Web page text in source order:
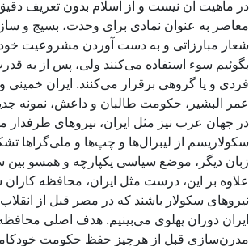
در ماهیت آن نیست و از اسلام بدون تعریف
معاصر به عنوان نمادی برای وحدت، بسیج و
شعار مبارزاتی و به دست آوردن مشروعیت خود
بگوئیم سوء استفاده می‌کنند ولی، پس از به
فردی و یا گروهی برقرار می‌کنند. ایران خمینی
عمر البشیر، حکومت طالبان و داعش، نمونه
در جهان عرب نیز مثل ایران، نیروهای
سکولاریسم از لیبرال‌ها و چپ‌ها و ملی‌گراها
زبان دیگر، موضع سیاسی یکپارچه و همسو بین
علاوه بر این، درست مثل ایران، محافظه
نیروهای سکولار باشند که در مصر قبل از
ایران دوران پهلوی می‌بینیم. هدف اصلی محافظه
مدرن‌سازی قبل از هرچیز حفظ حکومت